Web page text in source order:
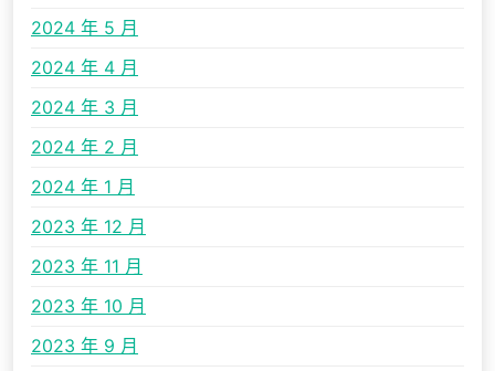
2024 年 5 月
2024 年 4 月
2024 年 3 月
2024 年 2 月
2024 年 1 月
2023 年 12 月
2023 年 11 月
2023 年 10 月
2023 年 9 月